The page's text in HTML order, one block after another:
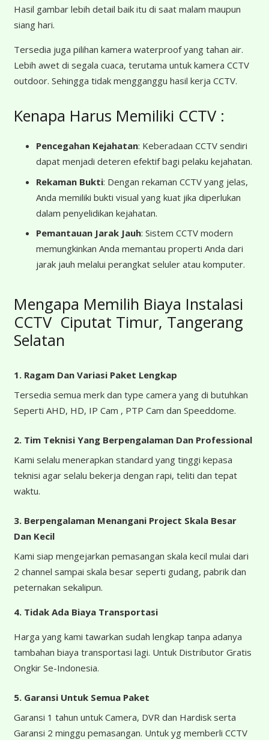
Hasil gambar lebih detail baik itu di saat malam maupun
siang hari.
Tersedia juga pilihan kamera waterproof yang tahan air.
Lebih awet di segala cuaca, terutama untuk kamera CCTV
outdoor. Sehingga tidak mengganggu hasil kerja CCTV.
Kenapa Harus Memiliki CCTV :
Pencegahan Kejahatan: Keberadaan CCTV sendiri
dapat menjadi deteren efektif bagi pelaku kejahatan.
Rekaman Bukti: Dengan rekaman CCTV yang jelas,
Anda memiliki bukti visual yang kuat jika diperlukan
dalam penyelidikan kejahatan.
Pemantauan Jarak Jauh: Sistem CCTV modern
memungkinkan Anda memantau properti Anda dari
jarak jauh melalui perangkat seluler atau komputer.
Mengapa Memilih Biaya Instalasi
CCTV Ciputat Timur, Tangerang
Selatan
1. Ragam Dan Variasi Paket Lengkap
Tersedia semua merk dan type camera yang di butuhkan
Seperti AHD, HD, IP Cam , PTP Cam dan Speeddome.
2. Tim Teknisi Yang Berpengalaman Dan Professional
Kami selalu menerapkan standard yang tinggi kepasa
teknisi agar selalu bekerja dengan rapi, teliti dan tepat
waktu.
3. Berpengalaman Menangani Project Skala Besar
Dan Kecil
Kami siap mengejarkan pemasangan skala kecil mulai dari
2 channel sampai skala besar seperti gudang, pabrik dan
peternakan sekalipun.
4. Tidak Ada Biaya Transportasi
Harga yang kami tawarkan sudah lengkap tanpa adanya
tambahan biaya transportasi lagi. Untuk Distributor Gratis
Ongkir Se-Indonesia.
5. Garansi Untuk Semua Paket
Garansi 1 tahun untuk Camera, DVR dan Hardisk serta
Garansi 2 minggu pemasangan. Untuk yg memberli CCTV